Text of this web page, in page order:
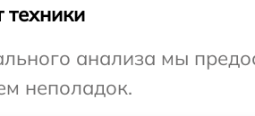
техники
анализа мы
неполадок.